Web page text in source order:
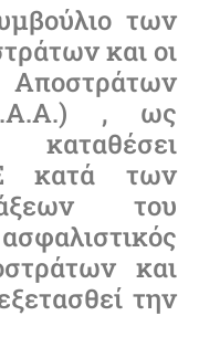
των
και οι
, ως
κατά των
του
και
την